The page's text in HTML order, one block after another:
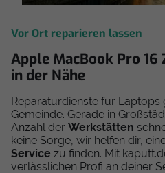
Vor Ort reparieren lassen
Apple MacBook Pro
in der Nähe
Reparaturdienste für Laptops
Gemeinde. Gerade in
Anzahl der Werkstätten
keine Sorge, wir helfen dir,
Service zu finden. Mit
verlässlichen Profi an deiner